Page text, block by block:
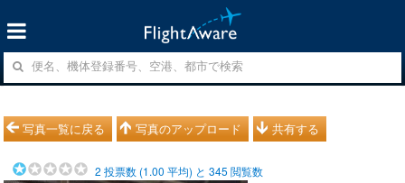
写真一覧に戻る 写真のアップロード 共有する
2 投票数 (1.00 平均) と345 閲覧数